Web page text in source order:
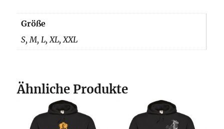
Größe
S, M, L, XL, XXL
Ähnliche Produkte